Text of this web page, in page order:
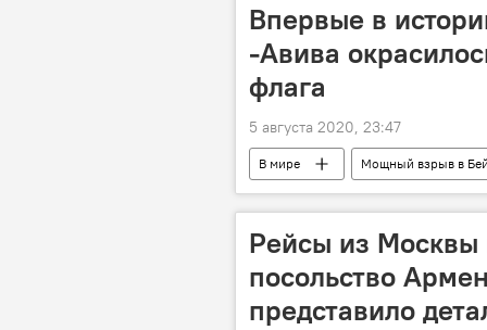
Впервые в
-Авива
флага
5 августа 2020, 23:47
В мире Мощный взрыв в
здание
мэрия
Рейсы из Москвы
посольство
представило